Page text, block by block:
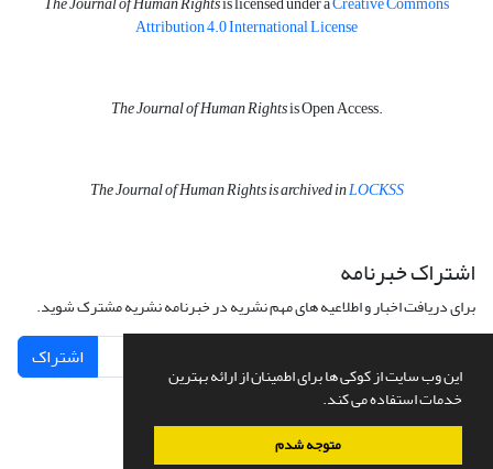
این وب سایت از کوکی ها برای اطمینان از ارائه بهترین
خدمات استفاده می کند.
متوجه شدم
Attribution 4.0 International License
The Journal of Human Rightsis Open Access.
The Journal of Human Rights is archived inLOCKSS
اشتراک خبرنامه
برای دریافت اخبار و اطلاعیه های مهم نشریه در خبرنامه نشریه مشترک شوید.
اشتراک